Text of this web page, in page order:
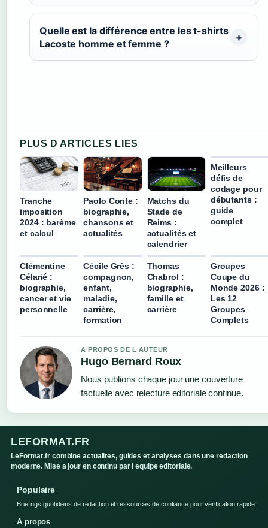
Quelle est la différence entre les t-shirts
Lacoste homme et femme ?
PLUS D ARTICLES LIES
Tranche
imposition
2024 : barème
et calcul
Paolo Conte :
biographie,
chansons et
actualités
Matchs du
Stade de
Reims :
actualités et
calendrier
Meilleurs
défis de
codage pour
débutants :
guide
complet
Clémentine
Célarié :
biographie,
cancer et vie
personnelle
Cécile Grès :
compagnon,
enfant,
maladie,
carrière,
formation
Thomas
Chabrol :
biographie,
famille et
carrière
Groupes
Coupe du
Monde 2026 :
Les 12
Groupes
Complets
A PROPOS DE L AUTEUR
Hugo Bernard Roux
Nous publions chaque jour une couverture
factuelle avec relecture editoriale continue.
LEFORMAT.FR
LeFormat.fr combine actualites, guides et analyses dans une redaction
moderne. Mise a jour en continu par l equipe editoriale.
Populaire
Briefings quotidiens de redaction et ressources de confiance pour verification rapide.
A propos